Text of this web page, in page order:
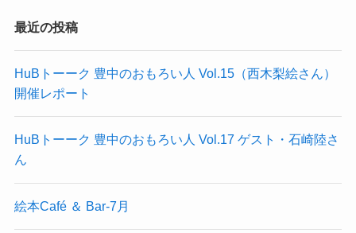
最近の投稿
HuBトーーク 豊中のおもろい人 Vol.15（西木梨絵さん）
開催レポート
HuBトーーク 豊中のおもろい人 Vol.17 ゲスト・石崎陸さ
ん
絵本Café ＆ Bar-7月